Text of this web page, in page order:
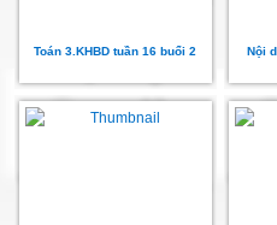
Toán 3.KHBD tuần 16 buổi 2 Nội